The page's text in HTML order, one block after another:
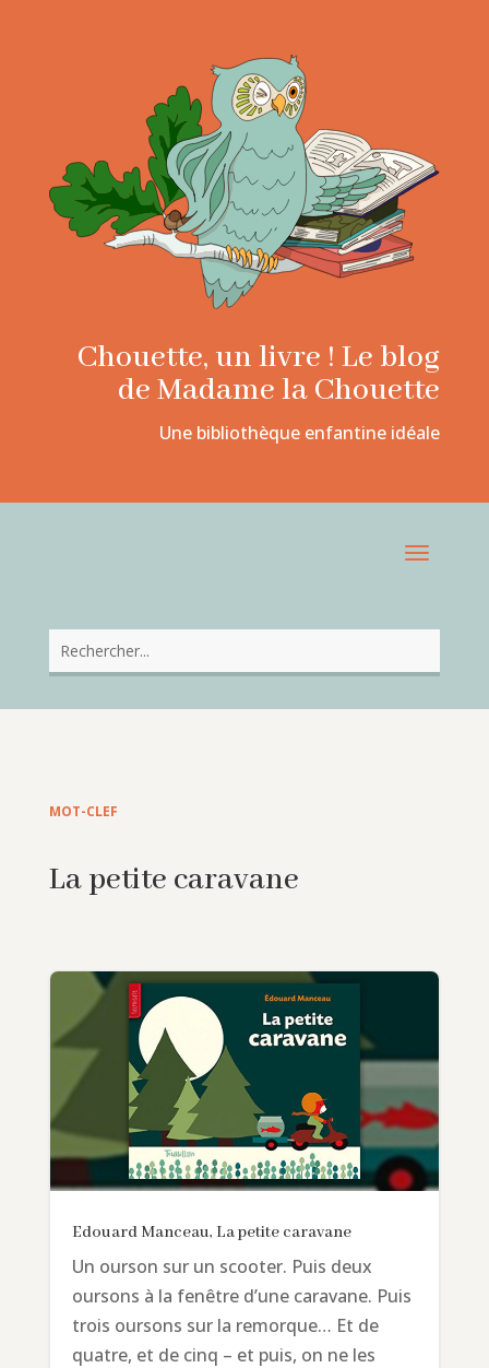
Chouette, un livre ! Le blog
de Madame la Chouette
Une bibliothèque enfantine idéale
MOT-CLEF
La petite caravane
Edouard Manceau, La petite caravane
Un ourson sur un scooter. Puis deux
oursons à la fenêtre d’une caravane. Puis
trois oursons sur la remorque… Et de
quatre, et de cinq – et puis, on ne les